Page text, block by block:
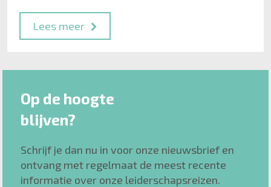
Lees meer
Op de hoogte
blijven?
Schrijf je dan nu in voor onze nieuwsbrief en
ontvang met regelmaat de meest recente
informatie over onze leiderschapsreizen.